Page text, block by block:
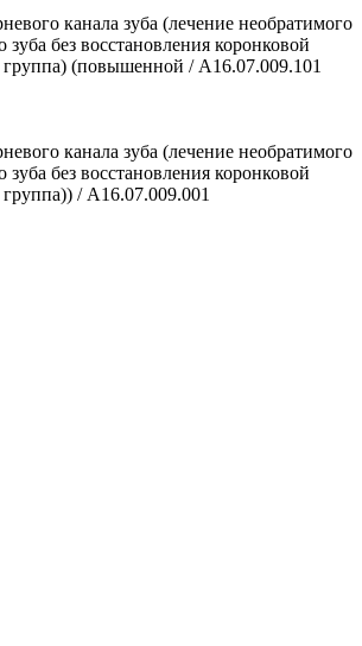
канала зуба (лечение необратимого
без восстановления коронковой
группа) (повышенной / А16.07.009.101
канала зуба (лечение необратимого
без восстановления коронковой
/ А16.07.009.001